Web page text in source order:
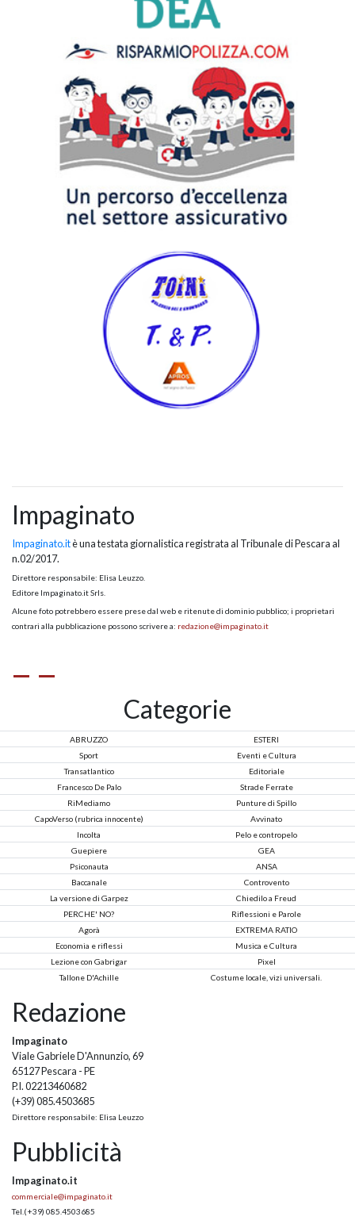
Impaginato
Impaginato.itè una testata giornalistica registrata al Tribunale di Pescara al
n.02/2017.
Direttore responsabile: Elisa Leuzzo.
Editore Impaginato.it Srls.
Alcune foto potrebbero essere prese dal web e ritenute di dominio pubblico; i proprietari
contrari alla pubblicazione possono scrivere a: redazione@impaginato.it
Categorie
ABRUZZO
ESTERI
Sport
Eventi e Cultura
Transatlantico
Editoriale
Francesco De Palo
Strade Ferrate
RiMediamo
Punture di Spillo
CapoVerso (rubrica innocente)
Avvinato
Incolta
Pelo e contropelo
Guepiere
GEA
Psiconauta
ANSA
Baccanale
Controvento
La versione di Garpez
Chiedilo a Freud
PERCHE' NO?
Riflessioni e Parole
Agorà
EXTREMA RATIO
Economia e riflessi
Musica e Cultura
Lezione con Gabrigar
Pixel
Tallone D'Achille
Costume locale, vizi universali.
Redazione
Impaginato
Viale Gabriele D'Annunzio, 69
65127 Pescara - PE
P.I. 02213460682
(+39) 085.4503685
Direttore responsabile: Elisa Leuzzo
Pubblicità
Impaginato.it
commerciale@impaginato.it
Tel. (+39) 085.4503685